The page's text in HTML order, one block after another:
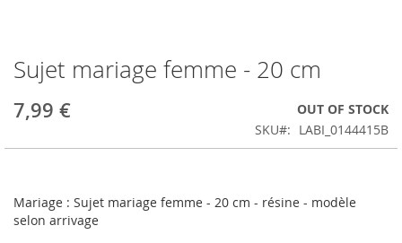
Skip
to
the
beginning
Sujet mariage femme - 20 cm
7,99 €
OUT OF STOCK
SKU
LABI_0144415B
Mariage : Sujet mariage femme - 20 cm - résine - modèle
selon arrivage